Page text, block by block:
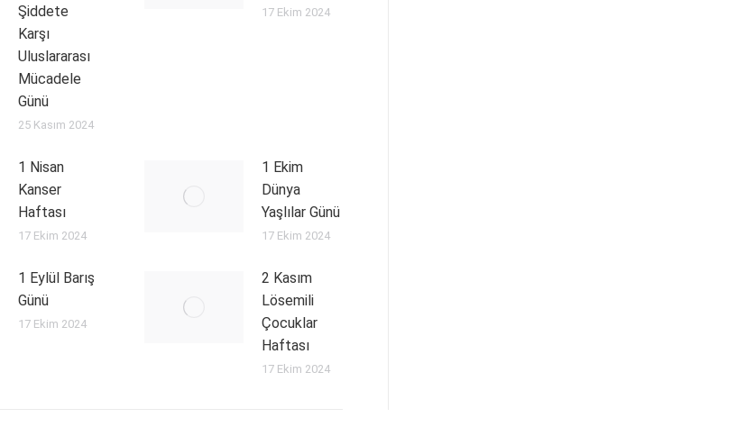
Şiddete
Karşı
Uluslararası
Mücadele
Günü
25 Kasım 2024
17 Ekim 2024
1 Nisan
Kanser
Haftası
17 Ekim 2024
1 Ekim
Dünya
Yaşlılar Günü
17 Ekim 2024
1 Eylül Barış
Günü
17 Ekim 2024
2 Kasım
Lösemili
Çocuklar
Haftası
17 Ekim 2024